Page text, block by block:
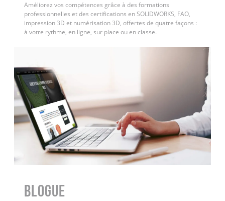
Améliorez vos compétences grâce à des formations
professionnelles et des certifications en SOLIDWORKS, FAO,
impression 3D et numérisation 3D, offertes de quatre façons :
à votre rythme, en ligne, sur place ou en classe.
BLOGUE